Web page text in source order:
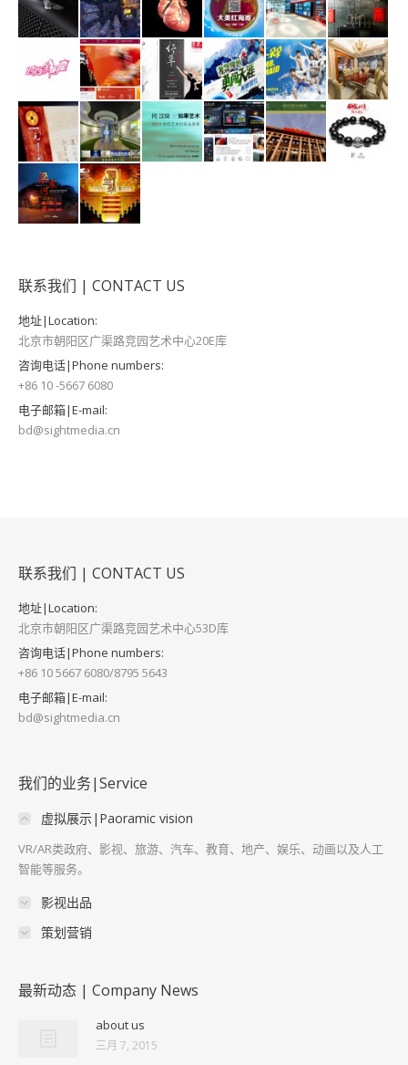
联系我们 | CONTACT US
地址|Location:
北京市朝阳区广渠路竞园艺术中心20E库
咨询电话|Phone numbers:
+86 10 -5667 6080
电子邮箱|E-mail:
bd@sightmedia.cn
联系我们 | CONTACT US
地址|Location:
北京市朝阳区广渠路竞园艺术中心53D库
咨询电话|Phone numbers:
+86 10 5667 6080/8795 5643
电子邮箱|E-mail:
bd@sightmedia.cn
我们的业务|Service
虚拟展示|Paoramic vision
VR/AR类政府、影视、旅游、汽车、教育、地产、娱乐、动画以及人工
智能等服务。
影视出品
策划营销
最新动态 | Company News
about us
三月 7, 2015